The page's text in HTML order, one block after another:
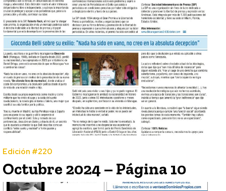
Edición #220
Octubre 2024 – Página 10